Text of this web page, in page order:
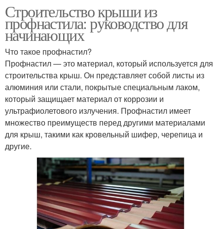
Строительство крыши из
профнастила: руководство для
начинающих
Что такое профнастил?
Профнастил — это материал, который используется для
строительства крыш. Он представляет собой листы из
алюминия или стали, покрытые специальным лаком,
который защищает материал от коррозии и
ультрафиолетового излучения. Профнастил имеет
множество преимуществ перед другими материалами
для крыш, такими как кровельный шифер, черепица и
другие.